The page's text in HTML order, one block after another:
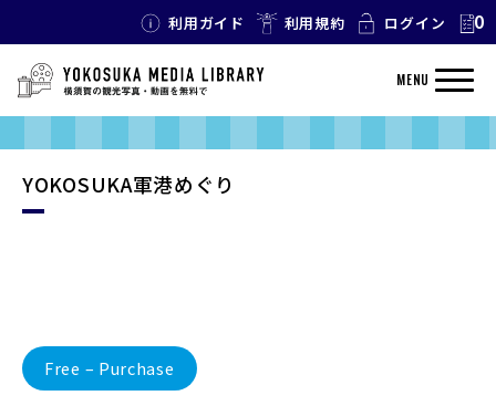
利用ガイド 利用規約 ログイン 0
MENU
YOKOSUKA軍港めぐり
Free – Purchase